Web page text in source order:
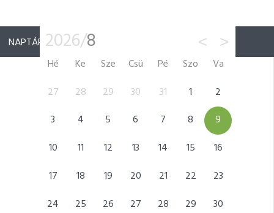
NAPTÁR 2026/8 < >
Hé Ke Sze Csü Pé Szo
Va
27 28 29 30 31 1
2
3
4 5 6 7 8
9
10
11 12 13 14 15
16
17
18 19 20 21 22
23
24
25 26 27 28 29
30